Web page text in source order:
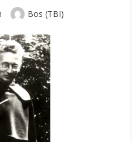
Author
Bos (TBI)